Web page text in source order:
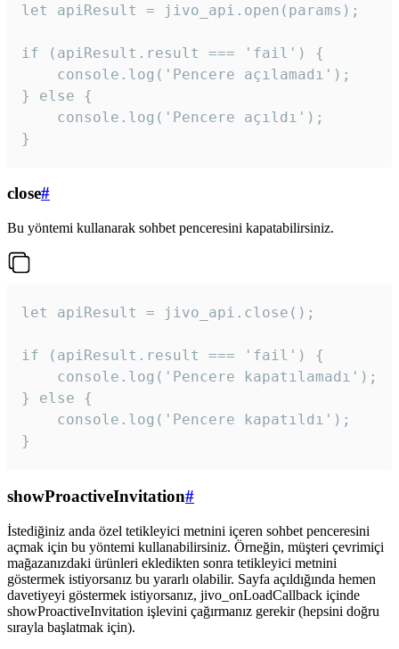
let apiResult = jivo_api.open(params);
if (apiResult.result === 'fail') {
    console.log('Pencere açılamadı');
} else {
    console.log('Pencere açıldı');
}
close#
Bu yöntemi kullanarak sohbet penceresini kapatabilirsiniz.
let apiResult = jivo_api.close();
if (apiResult.result === 'fail') {
    console.log('Pencere kapatılamadı');
} else {
    console.log('Pencere kapatıldı');
}
showProactiveInvitation#
İstediğiniz anda özel tetikleyici metnini içeren sohbet penceresini
açmak için bu yöntemi kullanabilirsiniz. Örneğin, müşteri çevrimiçi
mağazanızdaki ürünleri ekledikten sonra tetikleyici metnini
göstermek istiyorsanız bu yararlı olabilir. Sayfa açıldığında hemen
davetiyeyi göstermek istiyorsanız, jivo_onLoadCallback içinde
showProactiveInvitation işlevini çağırmanız gerekir (hepsini doğru
sırayla başlatmak için).